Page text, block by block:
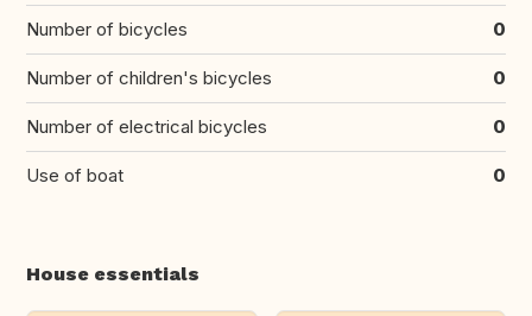
Number of bicycles 0
Number of children's bicycles 0
Number of electrical bicycles 0
Use of boat 0
House essentials